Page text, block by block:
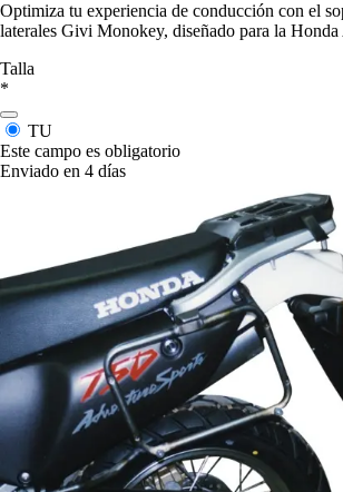
Optimiza tu experiencia de conducción con el
laterales Givi Monokey, diseñado para la
Talla
*
TU
Este campo es obligatorio
Enviado en 4 días